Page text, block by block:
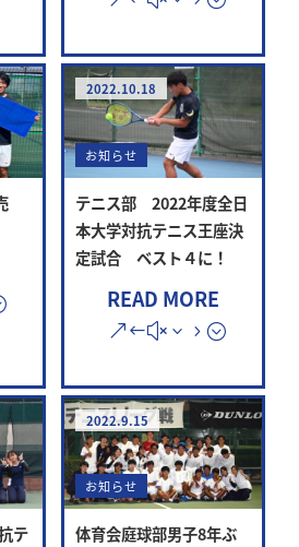
2022.10.18
お知らせ
テニス部 2022年度全日
本大学対抗テニス王座決
定試合 ベスト４に！
READ MORE
テ
2022.9.15
お知らせ
体育会庭球部男子8年ぶ